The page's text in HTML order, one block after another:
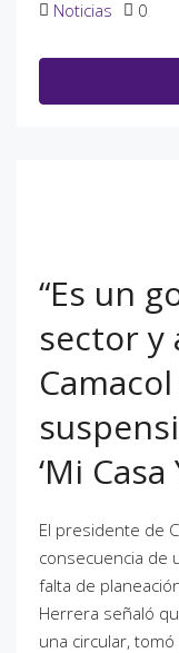
Noticias 0
“Es un
sector y
‘Mi Casa
El presidente de
consecuencia de
falta de
Herrera señaló
una circular,